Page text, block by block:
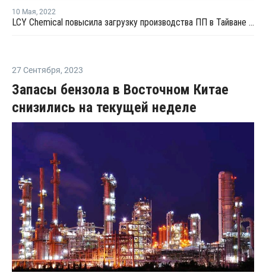
10 Мая, 2022
LCY Chemical повысила загрузку производства ПП в Тайване до 100%
27 Сентября, 2023
Запасы бензола в Восточном Китае
снизились на текущей неделе